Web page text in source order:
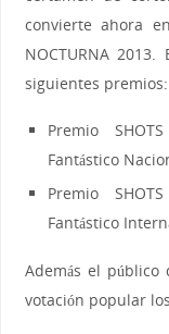
convierte ahora
NOCTURNA
siguientes premios:
Premio
Fantástico
Premio
Fantástico
Además el público
votación popular